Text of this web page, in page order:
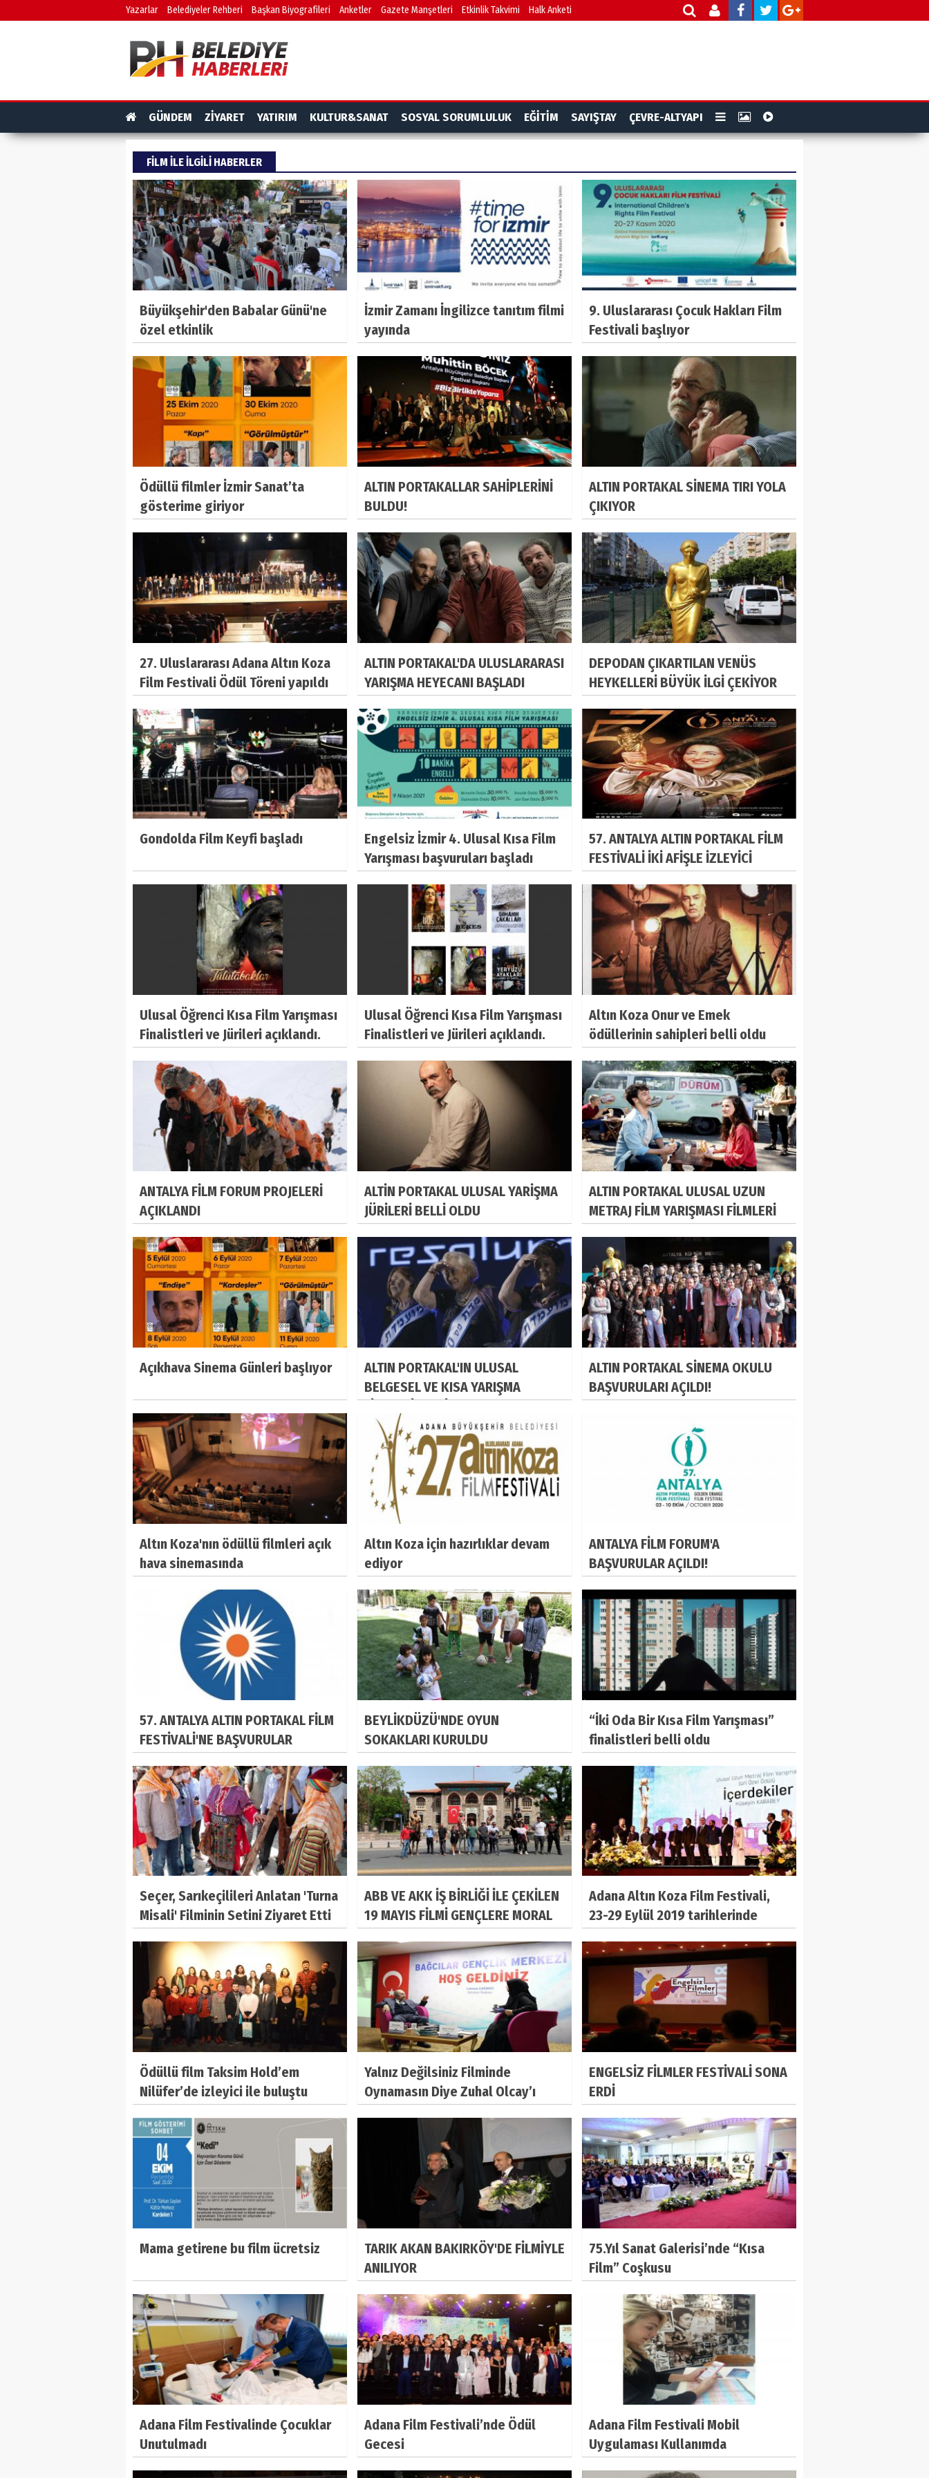
Yazarlar Belediyeler Rehberi Başkan Biyografileri Anketler Gazete Manşetleri Etkinlik Takvimi Halk Anketi
GÜNDEM ZİYARET YATIRIM KULTUR&SANAT SOSYAL SORUMLULUK EĞİTİM SAYIŞTAY ÇEVRE-ALTYAPI
FILM ILE ILGILI HABERLER
Büyükşehir'den Babalar Günü'ne
özel etkinlik
İzmir Zamanı İngilizce tanıtım filmi
yayında
9. Uluslararası Çocuk Hakları Film
Festivali başlıyor
Ödüllü filmler İzmir Sanat’ta
gösterime giriyor
ALTIN PORTAKALLAR SAHİPLERİNİ
BULDU!
ALTIN PORTAKAL SİNEMA TIRI YOLA
ÇIKIYOR
27. Uluslararası Adana Altın Koza
Film Festivali Ödül Töreni yapıldı
ALTIN PORTAKAL'DA ULUSLARARASI
YARIŞMA HEYECANI BAŞLADI
DEPODAN ÇIKARTILAN VENÜS
HEYKELLERİ BÜYÜK İLGİ ÇEKİYOR
Gondolda Film Keyfi başladı
Engelsiz İzmir 4. Ulusal Kısa Film
Yarışması başvuruları başladı
57. ANTALYA ALTIN PORTAKAL FİLM
FESTİVALİ İKİ AFİŞLE İZLEYİCİ
Ulusal Öğrenci Kısa Film Yarışması
Finalistleri ve Jürileri açıklandı.
Ulusal Öğrenci Kısa Film Yarışması
Finalistleri ve Jürileri açıklandı.
Altın Koza Onur ve Emek
ödüllerinin sahipleri belli oldu
ANTALYA FİLM FORUM PROJELERİ
AÇIKLANDI
ALTİN PORTAKAL ULUSAL YARİŞMA
JÜRİLERİ BELLİ OLDU
ALTIN PORTAKAL ULUSAL UZUN
METRAJ FİLM YARIŞMASI FİLMLERİ
Açıkhava Sinema Günleri başlıyor
ALTIN PORTAKAL'IN ULUSAL
BELGESEL VE KISA YARIŞMA
ALTIN PORTAKAL SİNEMA OKULU
BAŞVURULARI AÇILDI!
Altın Koza'nın ödüllü filmleri açık
hava sinemasında
Altın Koza için hazırlıklar devam
ediyor
ANTALYA FİLM FORUM'A
BAŞVURULAR AÇILDI!
57. ANTALYA ALTIN PORTAKAL FİLM
FESTİVALİ'NE BAŞVURULAR
BEYLİKDÜZÜ'NDE OYUN
SOKAKLARI KURULDU
“İki Oda Bir Kısa Film Yarışması”
finalistleri belli oldu
Seçer, Sarıkeçilileri Anlatan 'Turna
Misali' Filminin Setini Ziyaret Etti
ABB VE AKK İŞ BİRLİĞİ İLE ÇEKİLEN
19 MAYIS FİLMİ GENÇLERE MORAL
Adana Altın Koza Film Festivali,
23-29 Eylül 2019 tarihlerinde
Ödüllü film Taksim Hold’em
Nilüfer’de izleyici ile buluştu
Yalnız Değilsiniz Filminde
Oynamasın Diye Zuhal Olcay’ı
ENGELSİZ FİLMLER FESTİVALİ SONA
ERDİ
Mama getirene bu film ücretsiz
TARIK AKAN BAKIRKÖY'DE FİLMİYLE
ANILIYOR
75.Yıl Sanat Galerisi’nde “Kısa
Film” Coşkusu
Adana Film Festivalinde Çocuklar
Unutulmadı
Adana Film Festivali’nde Ödül
Gecesi
Adana Film Festivali Mobil
Uygulaması Kullanımda